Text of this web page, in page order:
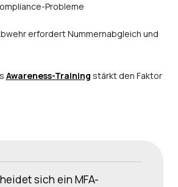
Probleme
erfordert Nummernabgleich und
Awareness-Training stärkt den Faktor
sich ein MFA-